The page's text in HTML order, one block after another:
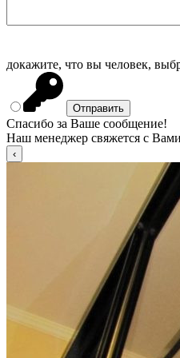
докажите, что вы человек,
Спасибо за Ваше сообщение!
Наш менеджер свяжется с